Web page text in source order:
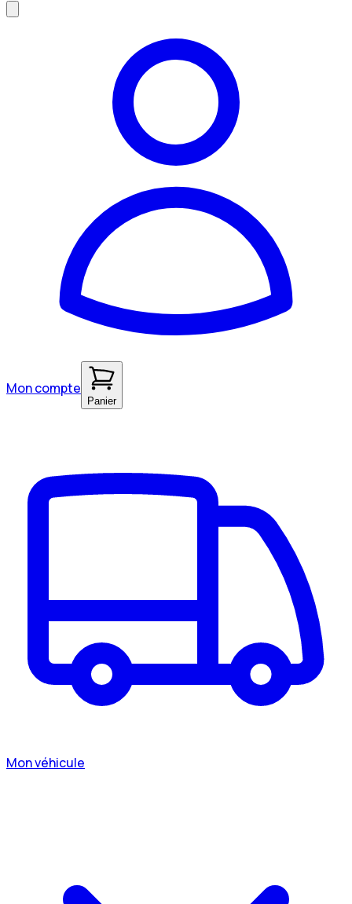
Mon compte
Panier
Mon véhicule